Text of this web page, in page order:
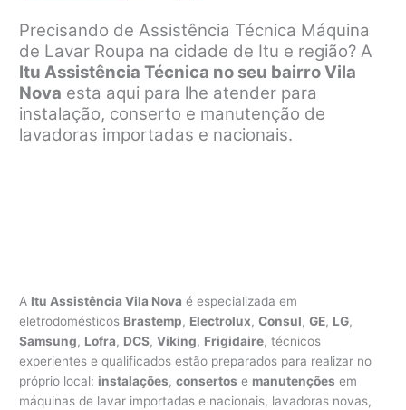
Precisando de Assistência Técnica Máquina
de Lavar Roupa na cidade de Itu e região? A
Itu Assistência Técnica no seu bairro Vila
Nova esta aqui para lhe atender para
instalação, conserto e manutenção de
lavadoras importadas e nacionais.
A Itu Assistência Vila Nova é especializada em
eletrodomésticos Brastemp, Electrolux,Consul,GE, LG,
Samsung, Lofra, DCS,Viking, Frigidaire, técnicos
experientes e qualificados estão preparados para realizar no
próprio local: instalações,consertos e manutenções em
máquinas de lavar importadas e nacionais, lavadoras novas,